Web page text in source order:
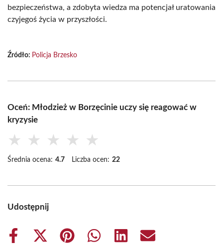
bezpieczeństwa, a zdobyta wiedza ma potencjał uratowania
czyjegoś życia w przyszłości.
Źródło: Policja Brzesko
Oceń: Młodzież w Borzęcinie uczy się reagować w
kryzysie
★ ★ ★ ★ ★
Średnia ocena: 4.7 Liczba ocen: 22
Udostępnij
Share
Share
Share
Share
Share
Share